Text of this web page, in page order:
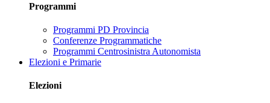
Programmi
Programmi PD Provincia
Conferenze Programmatiche
Programmi Centrosinistra Autonomista
Elezioni e Primarie
Elezioni